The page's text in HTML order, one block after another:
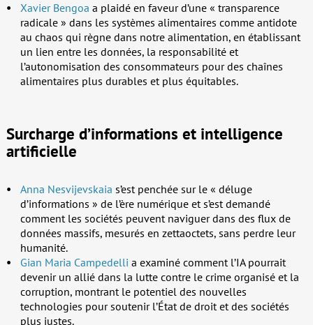
Xavier Bengoa a plaidé en faveur d’une « transparence
radicale » dans les systèmes alimentaires comme antidote
au chaos qui règne dans notre alimentation, en établissant
un lien entre les données, la responsabilité et
l’autonomisation des consommateurs pour des chaînes
alimentaires plus durables et plus équitables.
Surcharge d’informations et intelligence
artificielle
Anna Nesvijevskaia s’est penchée sur le « déluge
d’informations » de l’ère numérique et s’est demandé
comment les sociétés peuvent naviguer dans des flux de
données massifs, mesurés en zettaoctets, sans perdre leur
humanité.
Gian Maria Campedelli a examiné comment l’IA pourrait
devenir un allié dans la lutte contre le crime organisé et la
corruption, montrant le potentiel des nouvelles
technologies pour soutenir l’État de droit et des sociétés
plus justes.